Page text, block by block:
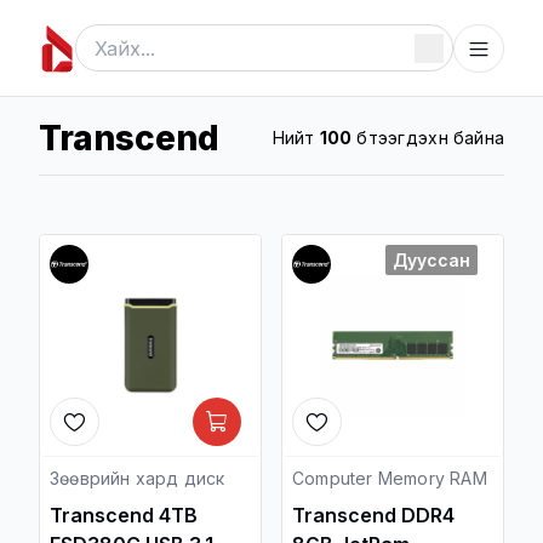
Transcend Нийт 100 бүтээгдэхүүн байна
Зөөврийн хард диск
Transcend 4TB
Дууссан
Computer Memory RAM
Transcend DDR4